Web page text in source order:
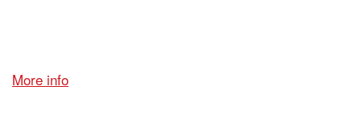
More info